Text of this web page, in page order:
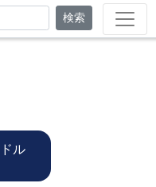
検索
ル